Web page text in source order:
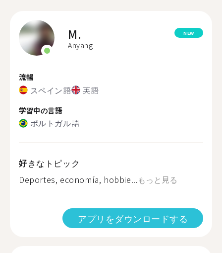
M.
Anyang
NEW
流暢
スペイン語 英語
学習中の言語
ポルトガル語
好きなトピック
Deportes, economía, hobbie...もっと見る
アプリをダウンロードする